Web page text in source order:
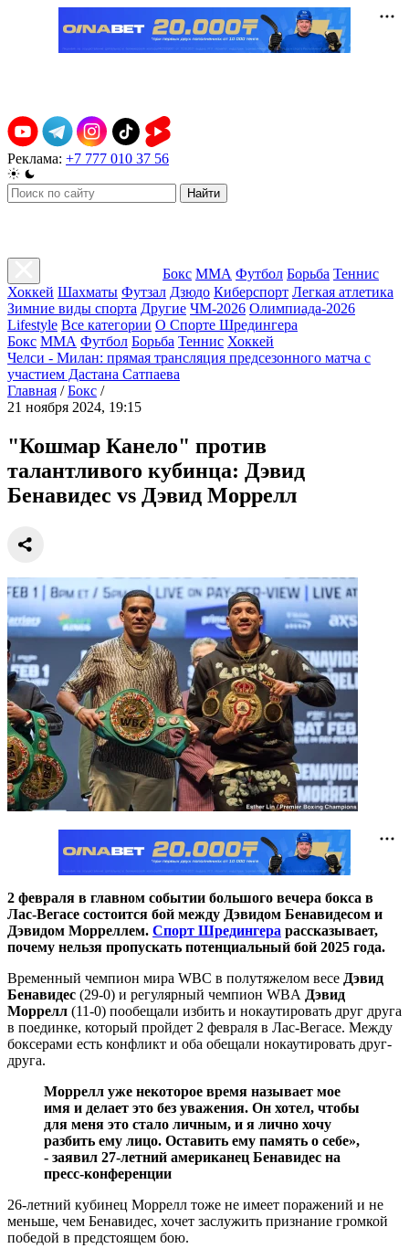
Реклама: +7 777 010 37 56
Найти
Бокс ММА Футбол Борьба Теннис
Хоккей Шахматы Футзал Дзюдо Киберспорт Легкая атлетика
Зимние виды спорта Другие ЧМ-2026 Олимпиада-2026
Lifestyle Все категории О Спорте Шредингера
Бокс ММА Футбол Борьба Теннис Хоккей
Челси - Милан: прямая трансляция предсезонного матча с
участием Дастана Сатпаева
Главная / Бокс /
21 ноября 2024, 19:15
"Кошмар Канело" против
талантливого кубинца: Дэвид
Бенавидес vs Дэвид Моррелл
2 февраля в главном событии большого вечера бокса в
Лас-Вегасе состоится бой между Дэвидом Бенавидесом и
Дэвидом Морреллем. Спорт Шредингера рассказывает,
почему нельзя пропускать потенциальный бой 2025 года.
Временный чемпион мира WBC в полутяжелом весе Дэвид
Бенавидес (29-0) и регулярный чемпион WBA Дэвид
Моррелл (11-0) пообещали избить и нокаутировать друг друга
в поединке, который пройдет 2 февраля в Лас-Вегасе. Между
боксерами есть конфликт и оба обещали нокаутировать друг-
друга.
Моррелл уже некоторое время называет мое
имя и делает это без уважения. Он хотел, чтобы
для меня это стало личным, и я лично хочу
разбить ему лицо. Оставить ему память о себе»,
- заявил 27-летний американец Бенавидес на
пресс-конференции
26-летний кубинец Моррелл тоже не имеет поражений и не
меньше, чем Бенавидес, хочет заслужить признание громкой
победой в предстоящем бою.